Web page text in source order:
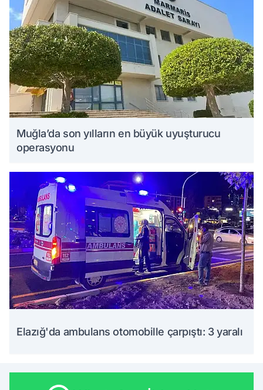
Muğla’da son yılların en büyük uyuşturucu
operasyonu
Elazığ'da ambulans otomobille çarpıştı: 3 yaralı